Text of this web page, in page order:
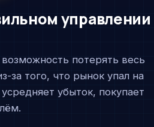
управлении
потерять весь
за того, что рынок упал на
убыток, покупает